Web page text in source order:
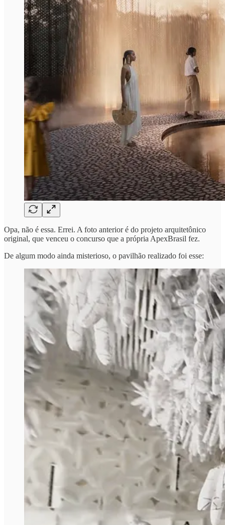
Opa, não é essa. Errei. A foto anterior é do projeto arquitetônico
original, que venceu o concurso que a própria ApexBrasil fez.
De algum modo ainda misterioso, o pavilhão realizado foi esse: